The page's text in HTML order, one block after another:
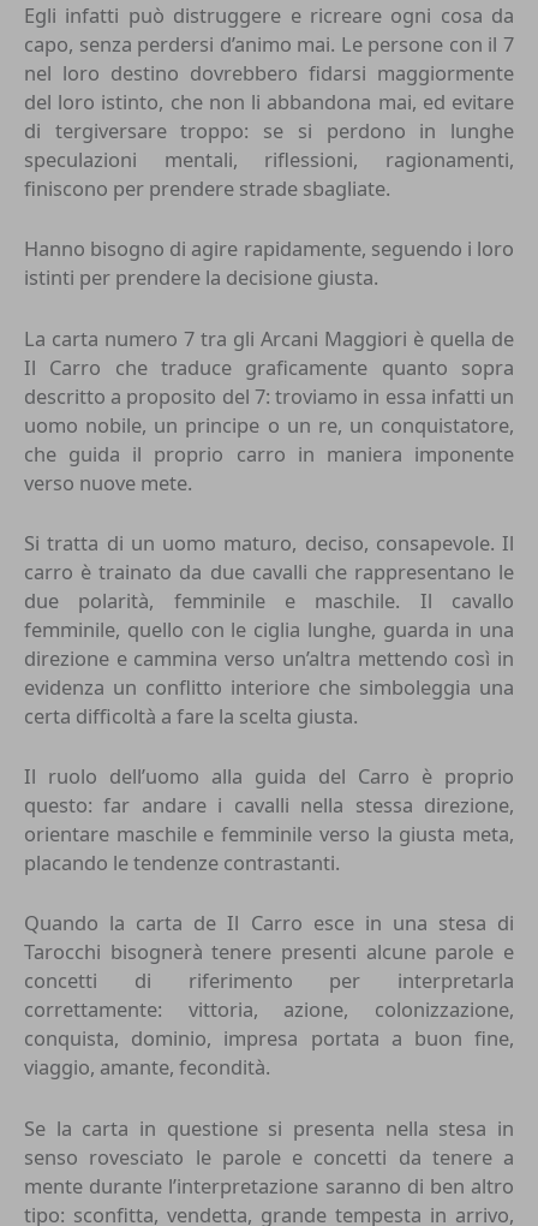
Egli infatti può distruggere e ricreare ogni cosa da
capo, senza perdersi d’animo mai. Le persone con il 7
nel loro destino dovrebbero fidarsi maggiormente
del loro istinto, che non li abbandona mai, ed evitare
di tergiversare troppo: se si perdono in lunghe
speculazioni mentali, riflessioni, ragionamenti,
finiscono per prendere strade sbagliate.
Hanno bisogno di agire rapidamente, seguendo i loro
istinti per prendere la decisione giusta.
La carta numero 7 tra gli Arcani Maggiori è quella de
Il Carro che traduce graficamente quanto sopra
descritto a proposito del 7: troviamo in essa infatti un
uomo nobile, un principe o un re, un conquistatore,
che guida il proprio carro in maniera imponente
verso nuove mete.
Si tratta di un uomo maturo, deciso, consapevole. Il
carro è trainato da due cavalli che rappresentano le
due polarità, femminile e maschile. Il cavallo
femminile, quello con le ciglia lunghe, guarda in una
direzione e cammina verso un’altra mettendo così in
evidenza un conflitto interiore che simboleggia una
certa difficoltà a fare la scelta giusta.
Il ruolo dell’uomo alla guida del Carro è proprio
questo: far andare i cavalli nella stessa direzione,
orientare maschile e femminile verso la giusta meta,
placando le tendenze contrastanti.
Quando la carta de Il Carro esce in una stesa di
Tarocchi bisognerà tenere presenti alcune parole e
concetti di riferimento per interpretarla
correttamente: vittoria, azione, colonizzazione,
conquista, dominio, impresa portata a buon fine,
viaggio, amante, fecondità.
Se la carta in questione si presenta nella stesa in
senso rovesciato le parole e concetti da tenere a
mente durante l’interpretazione saranno di ben altro
tipo: sconfitta, vendetta, grande tempesta in arrivo,